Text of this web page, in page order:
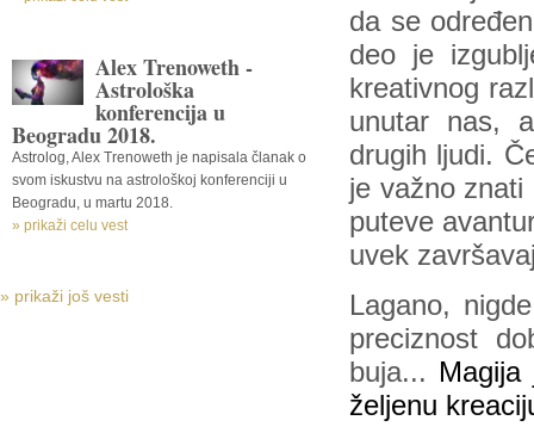
Alex Trenoweth -
Astrološka
konferencija u
Beogradu 2018.
Astrolog, Alex Trenoweth je napisala članak o
svom iskustvu na astrološkoj konferenciji u
Beogradu, u martu 2018.
» prikaži celu vest
» prikaži još vesti
da se
deo je
kreativnog
unutar nas,
drugih ljudi.
je važno znati
puteve
uvek
Lagano,
preciznost
buja...
željenu